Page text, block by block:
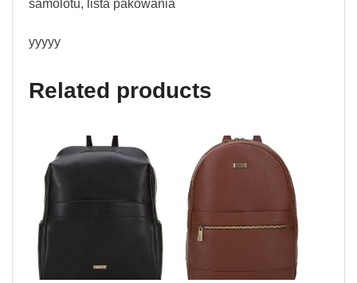
samolotu, lista pakowania
yyyyy
Related products